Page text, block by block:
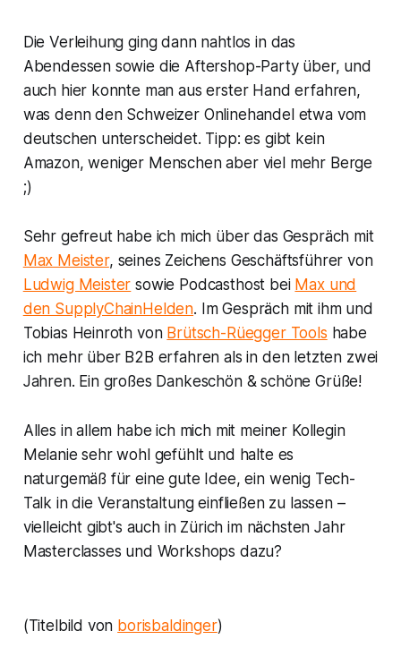
Die Verleihung ging dann nahtlos in das
Abendessen sowie die Aftershop-Party über, und
auch hier konnte man aus erster Hand erfahren,
was denn den Schweizer Onlinehandel etwa vom
deutschen unterscheidet. Tipp: es gibt kein
Amazon, weniger Menschen aber viel mehr Berge
;)
Sehr gefreut habe ich mich über das Gespräch mit
Max Meister, seines Zeichens Geschäftsführer von
Ludwig Meister sowie Podcasthost bei Max und
den SupplyChainHelden. Im Gespräch mit ihm und
Tobias Heinroth von Brütsch-Rüegger Tools habe
ich mehr über B2B erfahren als in den letzten zwei
Jahren. Ein großes Dankeschön & schöne Grüße!
Alles in allem habe ich mich mit meiner Kollegin
Melanie sehr wohl gefühlt und halte es
naturgemäß für eine gute Idee, ein wenig Tech-
Talk in die Veranstaltung einfließen zu lassen –
vielleicht gibt's auch in Zürich im nächsten Jahr
Masterclasses und Workshops dazu?
(Titelbild von borisbaldinger)